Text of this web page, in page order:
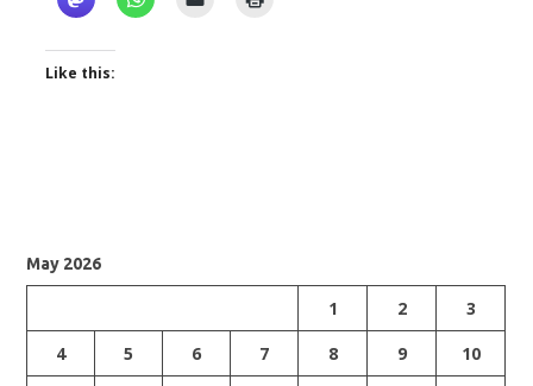
Like this:
May 2026
1 2
3
4
5 6 7 8 9
10